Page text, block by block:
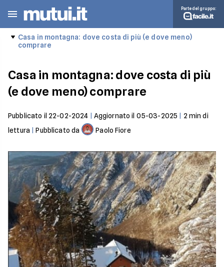
Parte del gruppo:
Casa in montagna: dove costa di più (e dove meno)
comprare
Casa in montagna: dove costa di più
(e dove meno) comprare
Pubblicato il 22-02-2024 Aggiornato il 05-03-2025 2 min di
lettura |Pubblicato da Paolo Fiore